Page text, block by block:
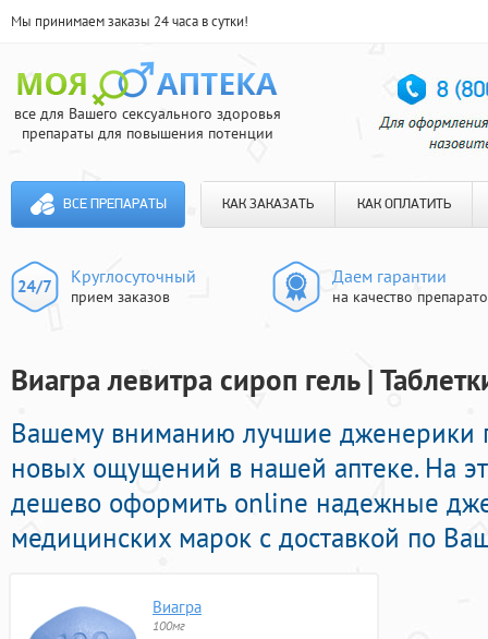
Мы принимаем заказы 24 часа в сутки!
все для Вашего сексуального здоровья
препараты для повышения потенции
ВСЕ ПРЕПАРАТЫ КАК ЗАКАЗАТЬ КАК ОПЛАТИТЬ
Круглосуточный
прием заказов
Даем гарантии
на качество
Виагра левитра сироп гель |
Вашему вниманию лучшие дженерики
новых ощущений в нашей аптеке. На
дешево оформить online надежные
медицинских марок с доставкой по
Виагра
100мг